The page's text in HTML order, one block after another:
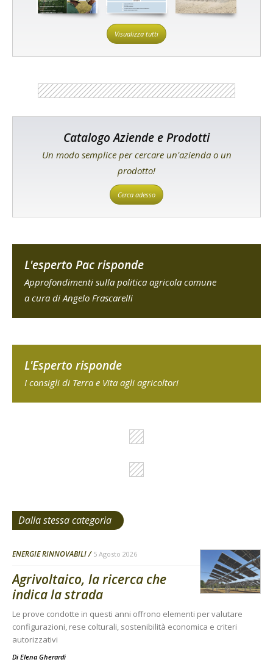
Visualizza tutti
Catalogo Aziende e Prodotti
Un modo semplice per cercare un'azienda o un
prodotto!
Cerca adesso
L'esperto Pac risponde
Approfondimenti sulla politica agricola comune
a cura di Angelo Frascarelli
L'Esperto risponde
I consigli di Terra e Vita agli agricoltori
Dalla stessa categoria
ENERGIE RINNOVABILI 5 Agosto 2026
Agrivoltaico, la ricerca che
indica la strada
Le prove condotte in questi anni offrono elementi per valutare
configurazioni, rese colturali, sostenibilità economica e criteri
autorizzativi
Di Elena Gherardi